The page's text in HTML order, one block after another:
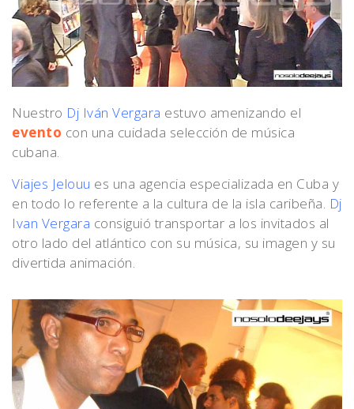
Nuestro Dj Iván Vergara estuvo amenizando el
evento con una cuidada selección de música
cubana.
Viajes Jelouu es una agencia especializada en Cuba y
en todo lo referente a la cultura de la isla caribeña. Dj
Ivan Vergara consiguió transportar a los invitados al
otro lado del atlántico con su música, su imagen y su
divertida animación.